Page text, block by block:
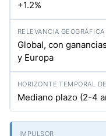
+1.2%
Global, con
y Europa
Mediano plazo (2-4